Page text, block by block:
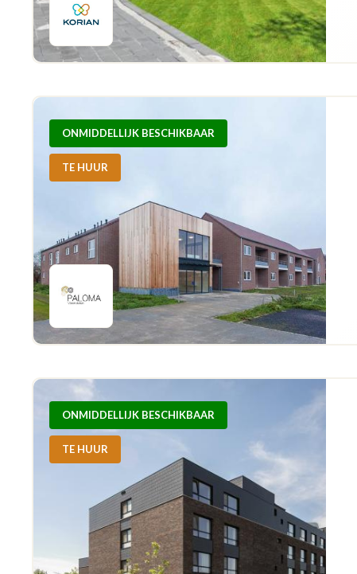
ONMIDDELLIJK BESCHIKBAAR
TE HUUR
ONMIDDELLIJK BESCHIKBAAR
TE HUUR